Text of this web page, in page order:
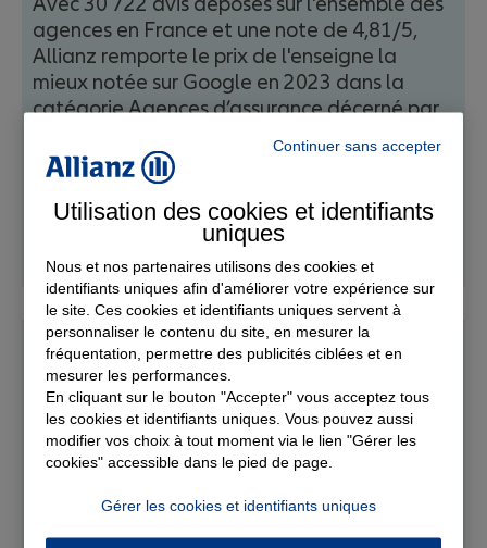
agences en France et une note de 4,81/5,
Allianz remporte le prix de l'enseigne la
mieux notée sur Google en 2023 dans la
catégorie Agences d’assurance décerné par
EN SAVOIR PLUS
Le palier des 150 000 euros est atteint !
Le principe ? Un repas offert (=1€) pour
chaque contrat particulier souscrit sur la
Continuer sans accepter
Utilisation des cookies et identifiants
uniques
Nous et nos partenaires utilisons des cookies et
identifiants uniques afin d'améliorer votre expérience sur
le site. Ces cookies et identifiants uniques servent à
personnaliser le contenu du site, en mesurer la
fréquentation, permettre des publicités ciblées et en
mesurer les performances.
En cliquant sur le bouton "Accepter" vous acceptez tous
les cookies et identifiants uniques. Vous pouvez aussi
modifier vos choix à tout moment via le lien "Gérer les
cookies" accessible dans le pied de page.
Gérer les cookies et identifiants uniques